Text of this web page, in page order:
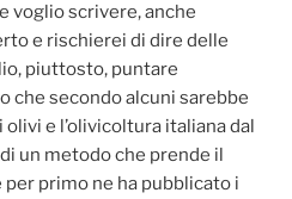
voglio scrivere, anche
e rischierei di dire delle
piuttosto, puntare
che secondo alcuni sarebbe
olivi e l’olivicoltura italiana dal
un metodo che prende il
primo ne ha pubblicato i